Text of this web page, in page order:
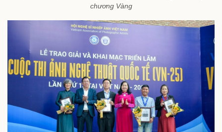
chương Vàng